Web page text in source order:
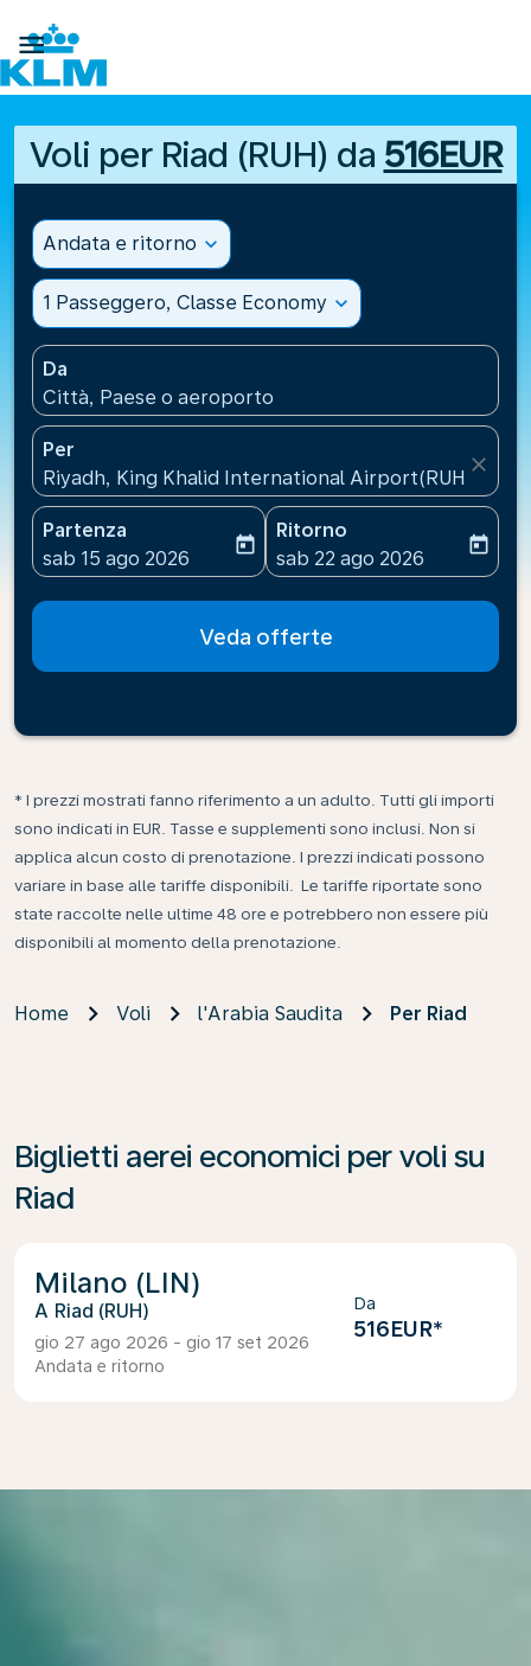

Voli per Riad (RUH) da 516EUR
Andata e ritorno expand_more
1 Passeggero, Classe Economy expand_more
Da
Città, Paese o aeroporto
Per
Riyadh, King Khalid International Airport(RUH),
close
Partenza
fc-booking-departure-date-aria-label
sab 15 ago 2026
today
Ritorno
fc-booking-return-date-
sab 22 ago 2026
today
Veda offerte
* I prezzi mostrati fanno riferimento a un adulto. Tutti gli importi
sono indicati in EUR. Tasse e supplementi sono inclusi. Non si
applica alcun costo di prenotazione. I prezzi indicati possono
variare in base alle tariffe disponibili. Le tariffe riportate sono
state raccolte nelle ultime 48 ore e potrebbero non essere più
disponibili al momento della prenotazione.
Home Voli l'Arabia Saudita Per Riad
Biglietti aerei economici per voli su
Riad
Milano (LIN)
Riad (RUH)
gio 27 ago 2026 - gio 17 set 2026
Andata e ritorno
Da
516EUR*